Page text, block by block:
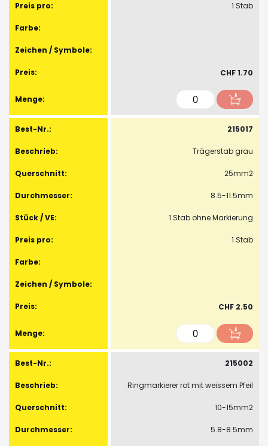
1 Stab
CHF 1.70
215017
Trägerstab grau
25mm2
8.5-11.5mm
1 Stab ohne Markierung
1 Stab
CHF 2.50
215002
Ringmarkierer rot mit weissem Pfeil
10-15mm2
5.8-8.5mm